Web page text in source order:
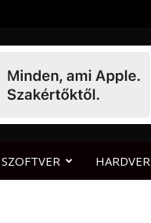
SZOFTVER HARDVER